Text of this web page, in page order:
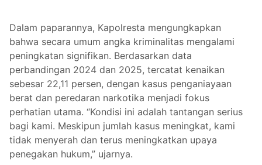
Dalam paparannya, Kapolresta mengungkapkan
bahwa secara umum angka kriminalitas mengalami
peningkatan signifikan. Berdasarkan data
perbandingan 2024 dan 2025, tercatat kenaikan
sebesar 22,11 persen, dengan kasus penganiayaan
berat dan peredaran narkotika menjadi fokus
perhatian utama. “Kondisi ini adalah tantangan serius
bagi kami. Meskipun jumlah kasus meningkat, kami
tidak menyerah dan terus meningkatkan upaya
penegakan hukum,” ujarnya.